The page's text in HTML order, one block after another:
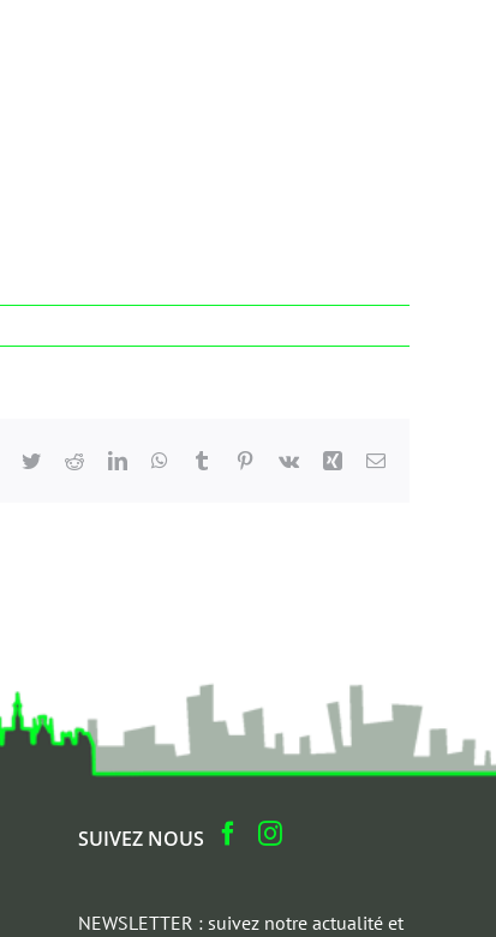
Facebook
TwitterRedditLinkedInWhatsApp
Tumblr Pinterest
Vk Xing Email
SUIVEZ NOUS
NEWSLETTER : suivez notre actualité et